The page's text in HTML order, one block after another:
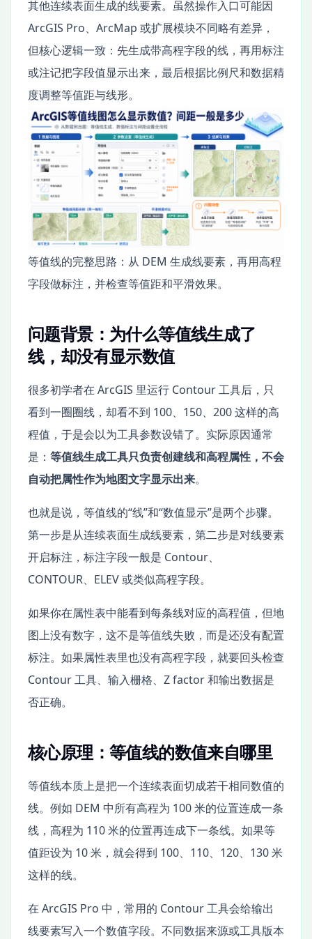
其他连续表面生成的线要素。虽然操作入口可能因
ArcGIS Pro、ArcMap 或扩展模块不同略有差异，
但核心逻辑一致：先生成带高程字段的线，再用标注
或注记把字段值显示出来，最后根据比例尺和数据精
度调整等值距与线形。
等值线的完整思路：从 DEM 生成线要素，再用高程
字段做标注，并检查等值距和平滑效果。
问题背景：为什么等值线生成了
线，却没有显示数值
很多初学者在 ArcGIS 里运行 Contour 工具后，只
看到一圈圈线，却看不到 100、150、200 这样的高
程值，于是会以为工具参数设错了。实际原因通常
是： 等值线生成工具只负责创建线和高程属性，不会
自动把属性作为地图文字显示出来。
也就是说，等值线的“线”和“数值显示”是两个步骤。
第一步是从连续表面生成线要素，第二步是对线要素
开启标注，标注字段一般是 Contour、
CONTOUR、ELEV 或类似高程字段。
如果你在属性表中能看到每条线对应的高程值，但地
图上没有数字，这不是等值线失败，而是还没有配置
标注。如果属性表里也没有高程字段，就要回头检查
Contour 工具、输入栅格、Z factor 和输出数据是
否正确。
核心原理：等值线的数值来自哪里
等值线本质上是把一个连续表面切成若干相同数值的
线。例如 DEM 中所有高程为 100 米的位置连成一条
线，高程为 110 米的位置再连成下一条线。如果等
值距设为 10 米，就会得到 100、110、120、130 米
这样的线。
在 ArcGIS Pro 中，常用的 Contour 工具会给输出
线要素写入一个数值字段。不同数据来源或工具版本